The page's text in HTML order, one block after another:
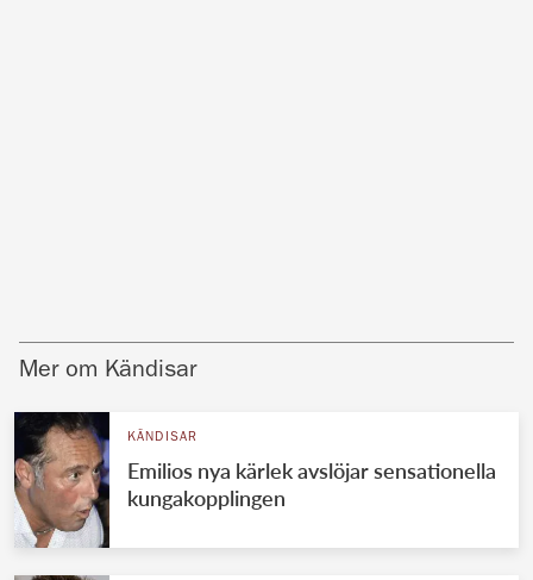
Mer om Kändisar
KÄNDISAR
Emilios nya kärlek avslöjar sensationella
kungakopplingen